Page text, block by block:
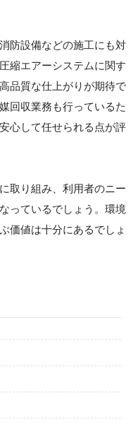
防設備などの施工にも対
縮エアーシステムに関す
品質な仕上がりが期待で
回収業務も行っているた
心して任せられる点が評
取り組み、利用者のニー
っているでしょう。環境
価値は十分にあるでしょ